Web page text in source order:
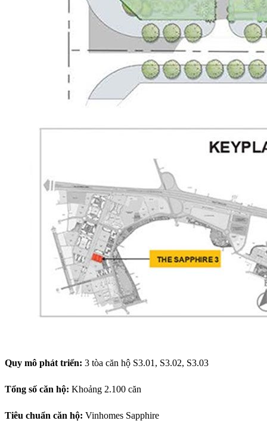
Quy mô phát triển: 3 tòa căn hộ S3.01, S3.02, S3.03
Tổng số căn hộ: Khoảng 2.100 căn
Tiêu chuẩn căn hộ: Vinhomes Sapphire